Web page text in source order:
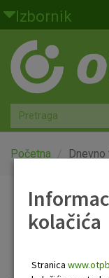
Skoči na glavni sadržaj
Izbornik
Građani
Privatno bankarstvo
Agro
Mala poduzeća i obrtnici
Globalna tržišta
Početna
kolačića
Stranica